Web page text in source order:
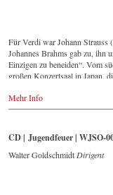
Für Verdi war Johann Strauss
Johannes Brahms gab zu, ihn
Einzigen zu beneiden“. Vom
großen Konzertsaal in Japan,
Diese digital überarbeite
Besetzung mit 42 Musikern –
bestehende Lebendigkeit,
Mehr Info
CD | Jugendfeuer | WJSO-
Walter Goldschmidt Dirigent